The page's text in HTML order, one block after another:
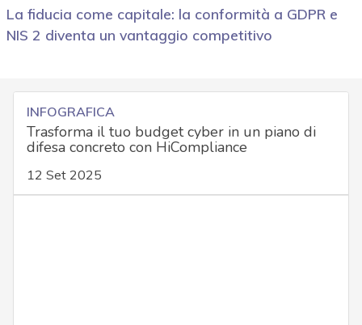
La fiducia come capitale: la conformità a GDPR e
NIS 2 diventa un vantaggio competitivo
INFOGRAFICA
Trasforma il tuo budget cyber in un piano di
difesa concreto con HiCompliance
12 Set 2025